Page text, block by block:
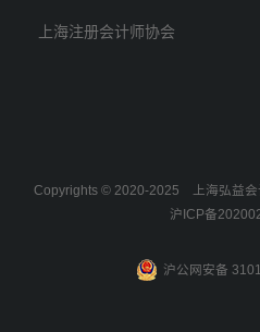
上海注册会计师协会
Copyrights © 2020-2025 上海弘益
沪ICP备
沪公网安备